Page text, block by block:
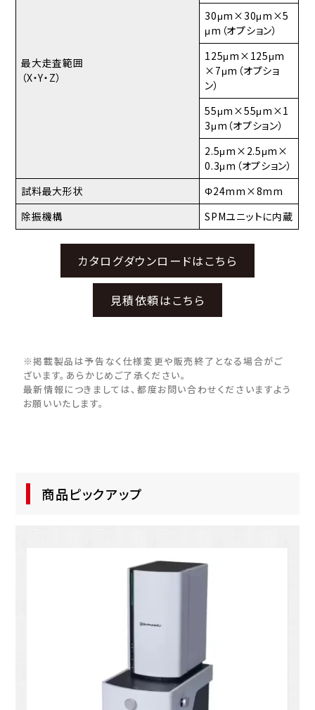
最大走査範囲
（X・Y・Z）
30μm×30μm×5
μm（オプション）
125μm×125μm
×7μm（オプショ
ン）
55μm×55μm×1
3μm（オプション）
2.5μm×2.5μm×
0.3μm（オプション）
試料最大形状
Φ24mm×8mm
除振機構
SPMユニットに内蔵
カタログダウンロードはこちら
見積依頼はこちら
※掲載製品は予告なく仕様変更や販売終了となる場合がご
ざいます。あらかじめご了承ください。
最新情報につきましては、都度お問い合わせくださいますよう
お願いいたします。
商品ピックアップ